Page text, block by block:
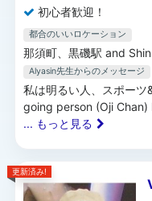
初心者歓迎！
都合のいいロケーション
那須町、黒磯駅 and
Alyasin先生からのメッセージ
私は明るい人、スポー
going person (Oji
... もっと見る
更新済み!